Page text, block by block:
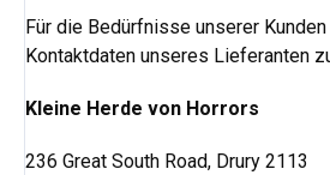
Für die Bedürfnisse unserer
Kontaktdaten unseres Lieferanten
Kleine Herde von Horrors
236 Great South Road, Drury 2113